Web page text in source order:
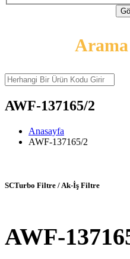
AWF-137165/2
Anasayfa
AWF-137165/2
SCTurbo Filtre / Ak-İş Filtre
AWF-